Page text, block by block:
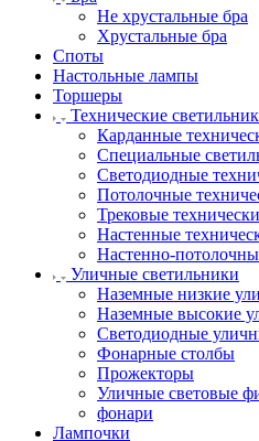
Не хрустальные бра
Хрустальные бра
Споты
Настольные лампы
Торшеры
Технические
Карданные
Специальные
Светодиодные
Потолочные
Трековые
Настенные
Настенно-
Уличные светильники
Наземные низкие
Наземные высокие
Светодиодные
Фонарные столбы
Прожекторы
Уличные световые
фонари
Лампочки